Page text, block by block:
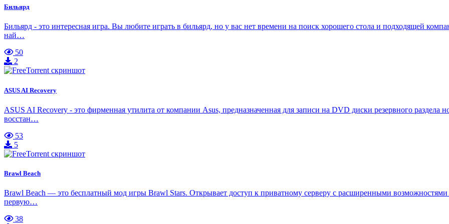
Бильярд
Бильярд - это интересная игра. Вы любите играть в бильярд, но у вас нет времени на поиск хорошего стола и подходящей
най…
50
2
ASUS AI Recovery
ASUS AI Recovery - это фирменная утилита от компании Asus, предназначенная для записи на DVD диски резервного раздела
восстан…
53
5
Brawl Beach
Brawl Beach — это бесплатный мод игры Brawl Stars. Открывает доступ к приватному серверу с расширенными возможностями
первую…
38